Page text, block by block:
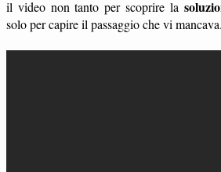
il video non tanto per scoprire la
solo per capire il passaggio che vi mancava.